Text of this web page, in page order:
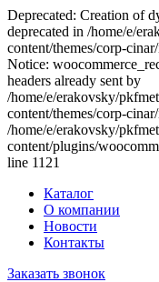
Deprecated: Creation of
deprecated in /home/e/
content/themes/corp-
Notice:
headers already sent by
/home/e/erakovsky/
content/themes/corp-
/home/e/erakovsky/
content/plugins/
line 1121
Каталог
О компании
Новости
Контакты
Заказать звонок